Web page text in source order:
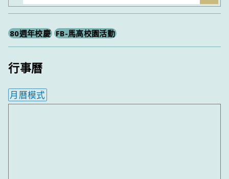
尋
80週年校慶 FB-馬高校園活動
行事曆
月曆模式